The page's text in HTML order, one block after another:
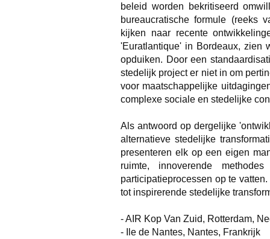
beleid worden bekritiseerd
bureaucratische formule (reeks
kijken naar recente
'Euratlantique' in Bordeaux, zien
opduiken. Door een
stedelijk project er niet in om
voor maatschappelijke
complexe sociale en stedelijke
Als antwoord op dergelijke
alternatieve stedelijke
presenteren elk op een eigen
ruimte, innoverende
participatieprocessen op te
tot inspirerende stedelijke
- AIR Kop Van Zuid, Rotterdam,
- Ile de Nantes, Nantes, Frankrijk